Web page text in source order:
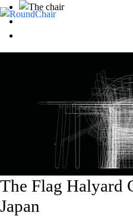
The Flag Halyard
Japan